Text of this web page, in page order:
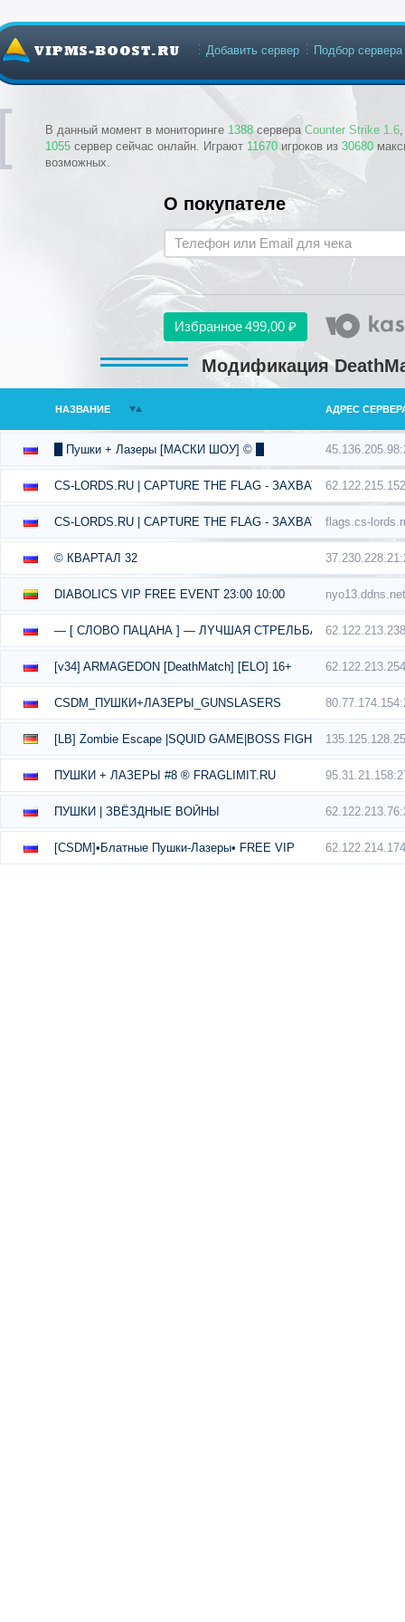
В данный момент в мониторинге 1388 сервера Counter Strike 1.6
1055 сервер сейчас онлайн. Играют 11670 игроков из 30680
возможных.
Добавить сервер Подбор сервера
О покупателе
Избранное499,00 ₽
Модификация
НАЗВАНИЕ АДРЕС
█ Пушки + Лазеры [МАСКИ ШОУ] © █
CS-LORDS.RU | CAPTURE THE FLAG - ЗАХВАТ ФЛАГА
CS-LORDS.RU | CAPTURE THE FLAG - ЗАХВАТ ФЛАГА
flags.cs-
© КВАРТАЛ 32
DIABOLICS VIP FREE EVENT 23:00 10:00
— [ СЛОВО ПАЦАНА ] — ЛYЧШAЯ CTPEЛЬБA — — — — —
[v34] ARMAGEDON [DeathMatch] [ELO] 16+
CSDM_ПУШКИ+ЛАЗЕРЫ_GUNSLASERS
[LB] Zombie Escape |SQUID GAME|BOSS FIGHT
ПУШКИ + ЛАЗЕРЫ #8 ® FRAGLIMIT.RU
ПУШКИ | ЗВЁЗДНЫЕ ВОЙНЫ
[CSDM]•Блатные Пушки-Лазеры• FREE VIP